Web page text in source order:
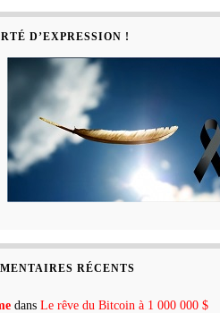
D’EXPRESSION !
RÉCENTS
dans Le rêve du Bitcoin à 1 000 000 $